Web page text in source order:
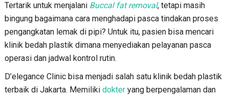
Tertarik untuk menjalani Buccal fat removal, tetapi masih
bingung bagaimana cara menghadapi pasca tindakan proses
pengangkatan lemak di pipi? Untuk itu, pasien bisa mencari
klinik bedah plastik dimana menyediakan pelayanan pasca
operasi dan jadwal kontrol rutin.
D’elegance Clinic bisa menjadi salah satu klinik bedah plastik
terbaik di Jakarta. Memiliki dokteryang berpengalaman dan